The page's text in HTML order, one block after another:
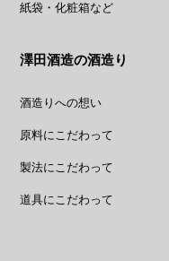
紙袋・化粧箱など
澤田酒造の酒造り
酒造りへの想い
原料にこだわって
製法にこだわって
道具にこだわって